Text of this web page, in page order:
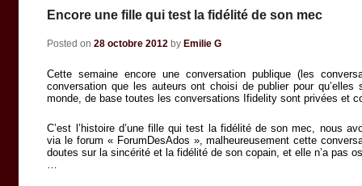
Encore une fille qui test la fidélité de son mec
Posted on28 octobre 2012 by Emilie G
Cette semaine encore une conversation publique (les
conversation que les auteurs ont choisi de publier pour
monde, de base toutes les conversations Ifidelity sont privées et
C’est l’histoire d’une fille qui test la fidélité de son mec, nous
via le forum « ForumDesAdos », malheureusement cette
doutes sur la sincérité et la fidélité de son copain, et elle n’a pas